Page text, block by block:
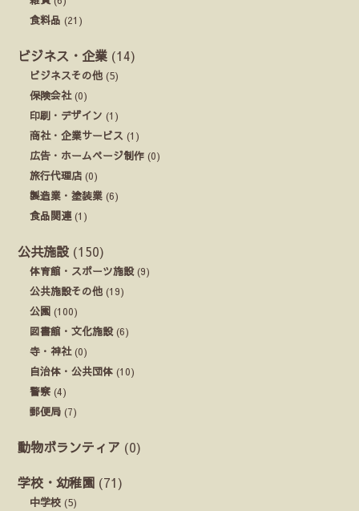
食料品 (21)
ビジネス・企業 (14)
ビジネスその他 (5)
保険会社(0)
印刷・デザイン (1)
商社・企業サービス (1)
広告・ホームページ制作 (0)
旅行代理店 (0)
製造業・塗装業 (6)
食品関連 (1)
公共施設 (150)
体育館・スポーツ施設(9)
公共施設その他 (19)
公園 (100)
図書館・文化施設(6)
寺・神社(0)
自治体・公共団体 (10)
警察 (4)
郵便局 (7)
動物ボランティア (0)
学校・幼稚園 (71)
中学校 (5)